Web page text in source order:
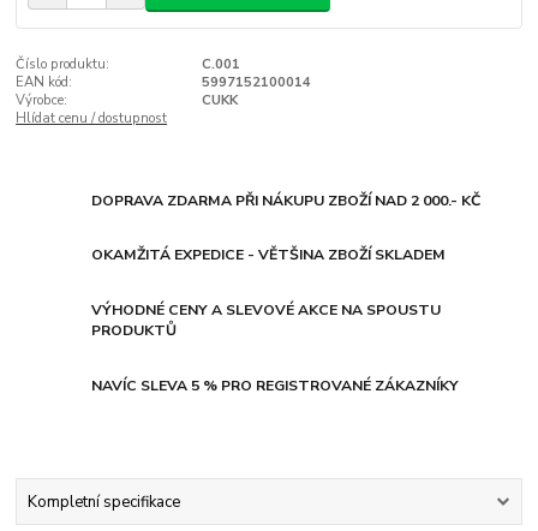
Číslo produktu:
C.001
EAN kód:
5997152100014
Výrobce:
CUKK
Hlídat cenu / dostupnost
DOPRAVA ZDARMA PŘI NÁKUPU ZBOŽÍ NAD 2 000.- KČ
OKAMŽITÁ EXPEDICE - VĚTŠINA ZBOŽÍ SKLADEM
VÝHODNÉ CENY A SLEVOVÉ AKCE NA SPOUSTU
PRODUKTŮ
NAVÍC SLEVA 5 % PRO REGISTROVANÉ ZÁKAZNÍKY
Kompletní specifikace